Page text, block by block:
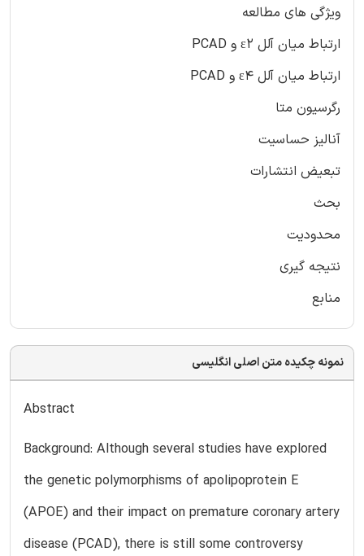
ویژگی های مطالعه
ارتباط میان آلل ε2 و PCAD
ارتباط میان آلل ε4 و PCAD
رگرسیون متا
آنالیز حساسیت
تبعیض انتشارات
بحث
محدودیت
نتیجه گیری
منابع
نمونه چکیده متن اصلی انگلیسی
Abstract
Background: Although several studies have explored
the genetic polymorphisms of apolipoprotein E
(APOE) and their impact on premature coronary artery
disease (PCAD), there is still some controversy